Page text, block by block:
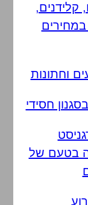
קלידנים,
וחתונות
חסידי
בטעם של